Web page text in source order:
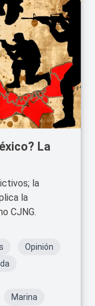
La
la
la
CJNG.
Opinión
Marina